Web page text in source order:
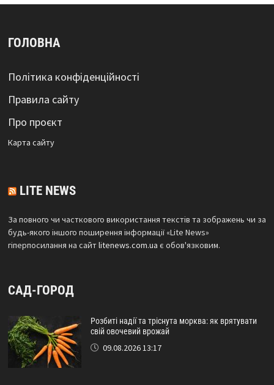
ГОЛОВНА
Політика конфіденційності
Правила сайту
Про проєкт
Карта сайтy
LITE NEWS
За повного чи часткового використання текстів та зображень чи за
будь-якого іншого поширення інформації «Lite News»
гіперпосилання на сайтlitenews.com.ua є обов'язковим.
САД-ГОРОД
Розбиті надії та тріснута морква: як врятувати
свій овочевий врожай
09.08.2026 13:17